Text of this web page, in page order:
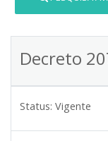
Decreto
Status: Vigente